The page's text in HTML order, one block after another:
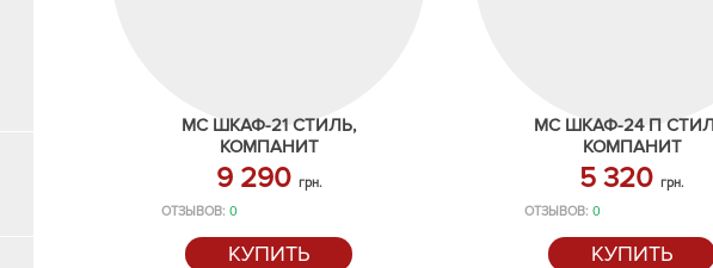
МС ШКАФ-21 СТИЛЬ,
КОМПАНИТ
9 290 грн.
ОТЗЫВОВ: 0
КУПИТЬ
МС ШКАФ-24 П
КОМПАНИТ
5 320 грн.
ОТЗЫВОВ: 0
КУПИТЬ